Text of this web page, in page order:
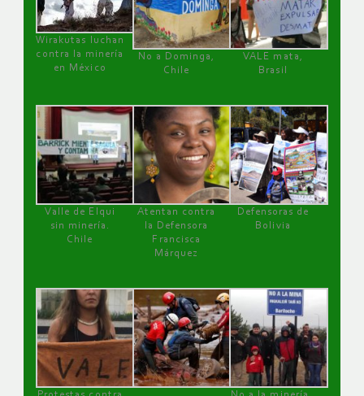
Wirakutas luchan
contra la minería
en México
No a Dominga,
Chile
VALE mata,
Brasil
Valle de Elqui
sin minería.
Chile
Atentan contra
la Defensora
Francisca
Márquez
Defensoras de
Bolivia